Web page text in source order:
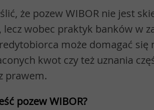
że pozew WIBOR nie jest
lecz wobec praktyk banków w
może domagać się
kwot czy też uznania
prawem.
pozew WIBOR?